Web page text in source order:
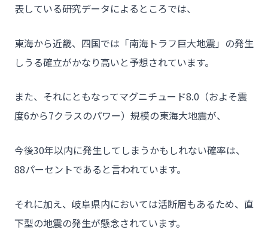
表している研究データによるところでは、
東海から近畿、四国では「南海トラフ巨大地震」の発生
しうる確立がかなり高いと予想されています。
また、それにともなってマグニチュード8.0（およそ震
度6から7クラスのパワー）規模の東海大地震が、
今後30年以内に発生してしまうかもしれない確率は、
88パーセントであると言われています。
それに加え、岐阜県内においては活断層もあるため、直
下型の地震の発生が懸念されています。